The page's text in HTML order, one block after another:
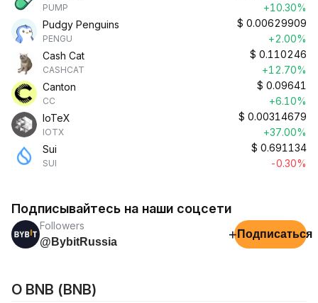
PUMP
+10.30%
Pudgy Penguins
PENGU
$ 0.00629909
+2.00%
Cash Cat
CASHCAT
$ 0.110246
+12.70%
Canton
CC
$ 0.09641
+6.10%
IoTeX
IOTX
$ 0.00314679
+37.00%
Sui
SUI
$ 0.691134
-0.30%
Подписывайтесь на наши соцсети
Followers
@BybitRussia
+ Подписаться
О BNB (BNB)